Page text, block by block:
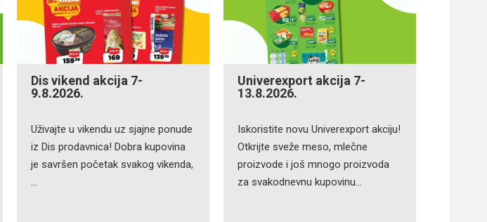
Dis vikend akcija 7-
9.8.2026.
Uživajte u vikendu uz sjajne ponude
iz Dis prodavnica! Dobra kupovina
je savršen početak svakog vikenda,
…
Univerexport akcija 7-
13.8.2026.
Iskoristite novu Univerexport akciju!
Otkrijte sveže meso, mlečne
proizvode i još mnogo proizvoda
za svakodnevnu kupovinu…